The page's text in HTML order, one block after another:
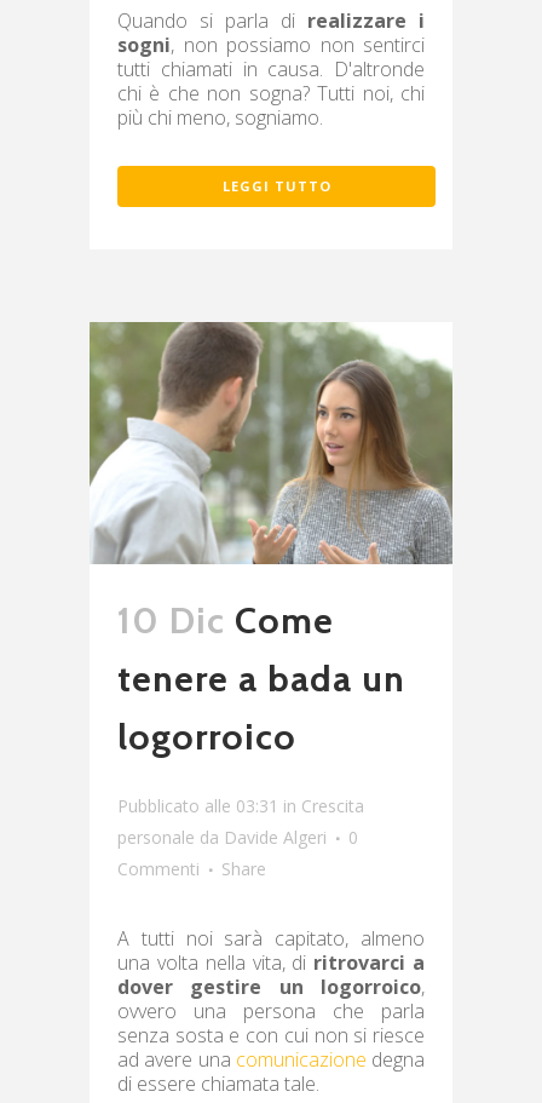
Quando si parla di realizzare i
sogni, non possiamo non sentirci
tutti chiamati in causa. D'altronde
chi è che non sogna? Tutti noi, chi
più chi meno, sogniamo.
LEGGI TUTTO
10 Dic Come
tenere a bada un
logorroico
Pubblicato alle 03:31 in Crescita
personale da Davide Algeri
0
Commenti
Share
A tutti noi sarà capitato, almeno
una volta nella vita, di ritrovarci a
dover gestire un logorroico,
ovvero una persona che parla
senza sosta e con cui non si riesce
ad avere una comunicazione degna
di essere chiamata tale.